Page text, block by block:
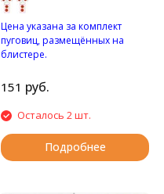
Цена указана за комплект
пуговиц, размещённых на
блистере.
отверстиями.
151 руб.
Осталось 2 шт.
Подробнее